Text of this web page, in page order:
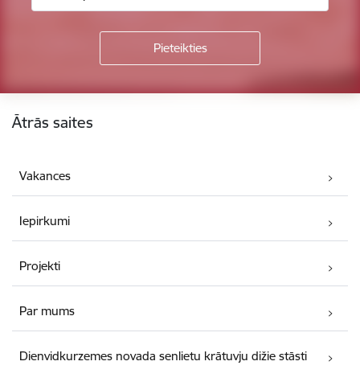
Ātrās saites
Vakances
Iepirkumi
Projekti
Par mums
Dienvidkurzemes novada senlietu krātuvju dižie stāsti